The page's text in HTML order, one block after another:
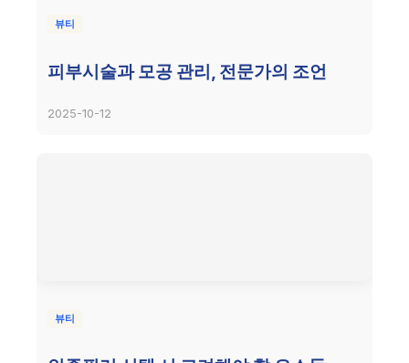
뷰티
피부시술과 모공 관리, 전문가의 조언
2025-10-12
뷰티